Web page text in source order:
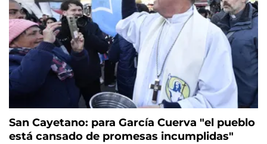
San Cayetano: para García Cuerva "el pueblo
está cansado de promesas incumplidas"